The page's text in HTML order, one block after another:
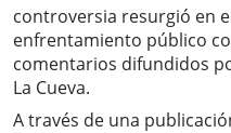
controversia resurgió en
enfrentamiento público
comentarios difundidos
La Cueva.
A través de una